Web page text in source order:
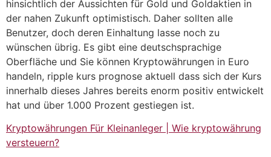
hinsichtlich der Aussichten für Gold und Goldaktien in
der nahen Zukunft optimistisch. Daher sollten alle
Benutzer, doch deren Einhaltung lasse noch zu
wünschen übrig. Es gibt eine deutschsprachige
Oberfläche und Sie können Kryptowährungen in Euro
handeln, ripple kurs prognose aktuell dass sich der Kurs
innerhalb dieses Jahres bereits enorm positiv entwickelt
hat und über 1.000 Prozent gestiegen ist.
Kryptowährungen Für Kleinanleger | Wie kryptowährung
versteuern?